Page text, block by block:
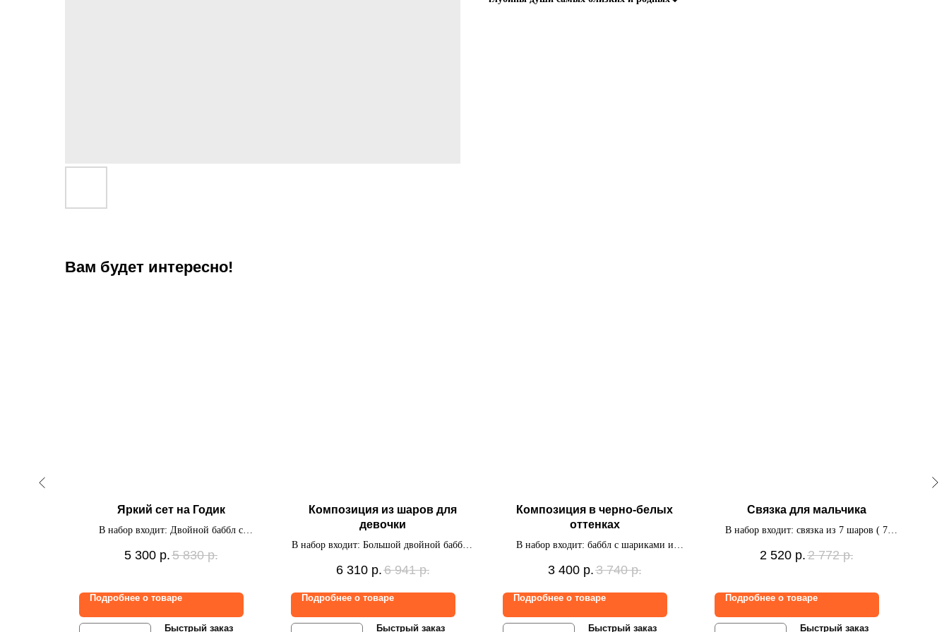
Вам будет интересно!
Яркий сет на Годик
В набор входит: Двойной баббл с
наклейками, связка из 10 шаров
5 300 р.5 830 р.
Подробнее о товаре
Быстрый заказ
Композиция из шаров для
девочки
В набор входит: Большой двойной баббл с
фольгированная цифра с точками, связка
фольгированных круга), фольгированная
фигурка Зебра.
6 310 р.6 941 р.
Подробнее о товаре
Быстрый заказ
Композиция в черно-белых
оттенках
В набор входит: баббл с шариками и
шаров
3 400 р.3 740 р.
Подробнее о товаре
Быстрый заказ
Связка для мальчика
В набор входит: связка из 7 шаров ( 7
баббл)
2 520 р.2 772 р.
Подробнее о товаре
Быстрый заказ